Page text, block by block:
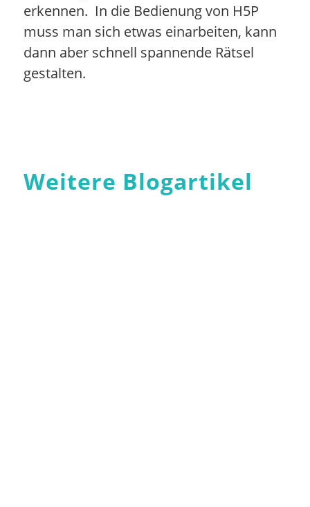
erkennen. In die Bedienung von H5P
muss man sich etwas einarbeiten, kann
dann aber schnell spannende Rätsel
gestalten.
Weitere Blogartikel